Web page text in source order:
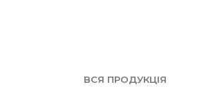
ВСЯ ПРОДУКЦІЯ